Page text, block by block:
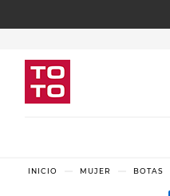
MUJER BOTAS